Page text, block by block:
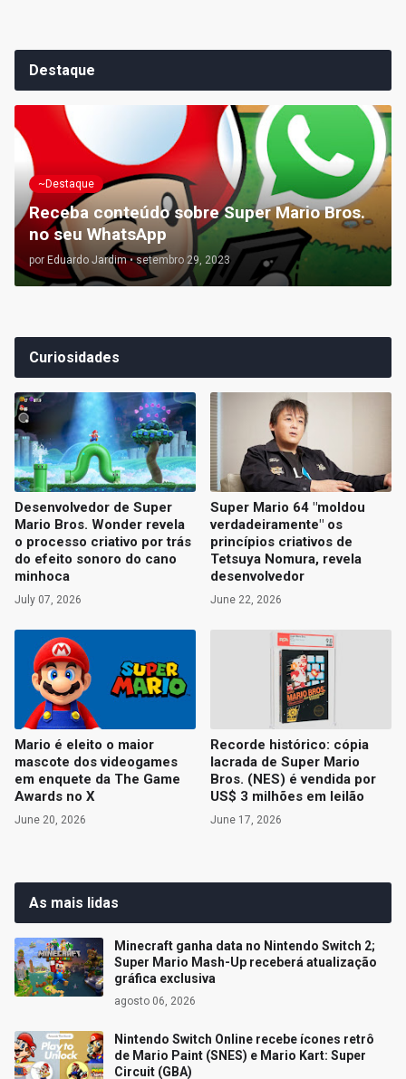
Destaque
~Destaque
Receba conteúdo sobre Super Mario Bros.
no seu WhatsApp
por Eduardo Jardim • setembro 29, 2023
Curiosidades
Desenvolvedor de Super
Mario Bros. Wonder revela
o processo criativo por trás
do efeito sonoro do cano
minhoca
July 07, 2026
Super Mario 64 "moldou
verdadeiramente" os
princípios criativos de
Tetsuya Nomura, revela
desenvolvedor
June 22, 2026
Mario é eleito o maior
mascote dos videogames
em enquete da The Game
Awards no X
June 20, 2026
Recorde histórico: cópia
lacrada de Super Mario
Bros. (NES) é vendida por
US$ 3 milhões em leilão
June 17, 2026
As mais lidas
Minecraft ganha data no Nintendo Switch 2;
Super Mario Mash-Up receberá atualização
gráfica exclusiva
agosto 06, 2026
Nintendo Switch Online recebe ícones retrô
de Mario Paint (SNES) e Mario Kart: Super
Circuit (GBA)